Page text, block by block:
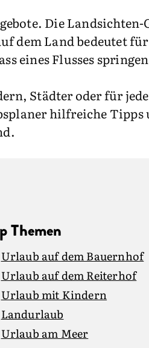
Die Landsichten-
dem Land bedeutet
eines Flusses
Städter oder für
hilfreiche Tipps
Themen
Urlaub auf dem Bauernhof
Urlaub auf dem Reiterhof
Urlaub mit Kindern
Landurlaub
Urlaub am Meer